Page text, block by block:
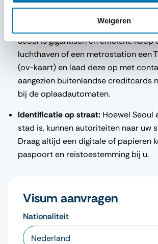
Weigeren
simkaart of eSIM voor stabiel
Openbaar vervoer in de stad:
Seoul is gigantisch en efficiënt.
luchthaven of een metrostation een
(ov-kaart) en laad deze op met
aangezien buitenlandse creditcards
bij de oplaadautomaten.
Identificatie op straat: Hoewel Seoul
stad is, kunnen autoriteiten naar uw
Draag altijd een digitale of papieren
paspoort en reistoestemming bij u.
Visum aanvragen
Nationaliteit